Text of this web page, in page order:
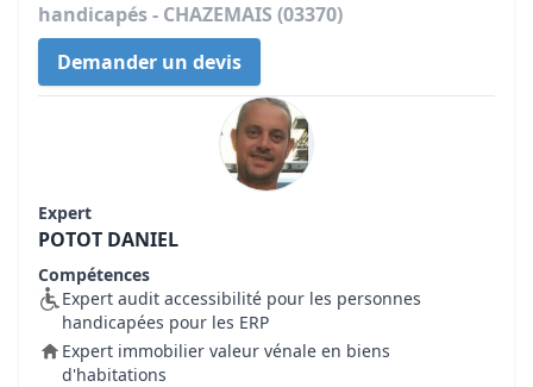
handicapés - CHAZEMAIS (03370)
Demander un devis
Expert
POTOT DANIEL
Compétences
Expert audit accessibilité pour les personnes
handicapées pour les ERP
Expert immobilier valeur vénale en biens
d'habitations